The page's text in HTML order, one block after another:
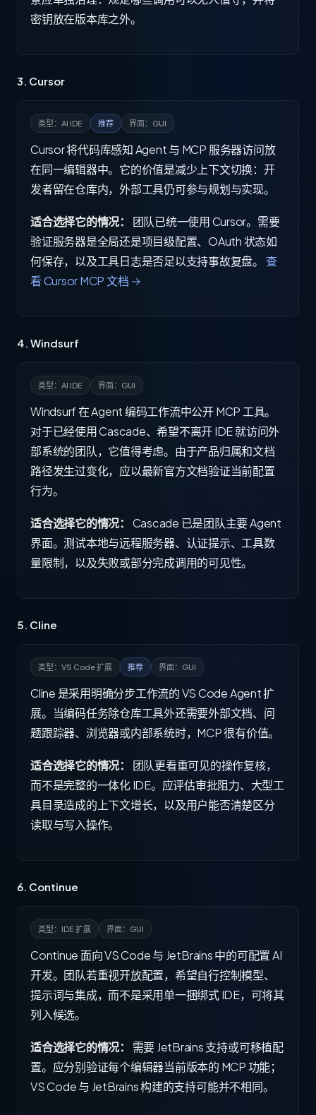
密钥放在版本库之外。
3. Cursor
类型：AI IDE 推荐 界面：GUI
Cursor 将代码库感知 Agent 与 MCP 服务器访问放
在同一编辑器中。它的价值是减少上下文切换：开
发者留在仓库内，外部工具仍可参与规划与实现。
适合选择它的情况：
团队已统一使用 Cursor。需要
验证服务器是全局还是项目级配置、OAuth 状态如
何保存，以及工具日志是否足以支持事故复盘。 查
看 Cursor MCP 文档 →
4. Windsurf
类型：AI IDE 界面：GUI
Windsurf 在 Agent 编码工作流中公开 MCP 工具。
对于已经使用 Cascade、希望不离开 IDE 就访问外
部系统的团队，它值得考虑。由于产品归属和文档
路径发生过变化，应以最新官方文档验证当前配置
行为。
适合选择它的情况：
Cascade 已是团队主要 Agent
界面。测试本地与远程服务器、认证提示、工具数
量限制，以及失败或部分完成调用的可见性。
5. Cline
类型：VS Code 扩展 推荐 界面：GUI
Cline 是采用明确分步工作流的 VS Code Agent 扩
展。当编码任务除仓库工具外还需要外部文档、问
题跟踪器、浏览器或内部系统时，MCP 很有价值。
适合选择它的情况：
团队更看重可见的操作复核，
而不是完整的一体化 IDE。应评估审批阻力、大型工
具目录造成的上下文增长，以及用户能否清楚区分
读取与写入操作。
6. Continue
类型：IDE 扩展 界面：GUI
Continue 面向 VS Code 与 JetBrains 中的可配置 AI
开发。团队若重视开放配置，希望自行控制模型、
提示词与集成，而不是采用单一捆绑式 IDE，可将其
列入候选。
适合选择它的情况：
需要 JetBrains 支持或可移植配
置。应分别验证每个编辑器当前版本的 MCP 功能；
VS Code 与 JetBrains 构建的支持可能并不相同。